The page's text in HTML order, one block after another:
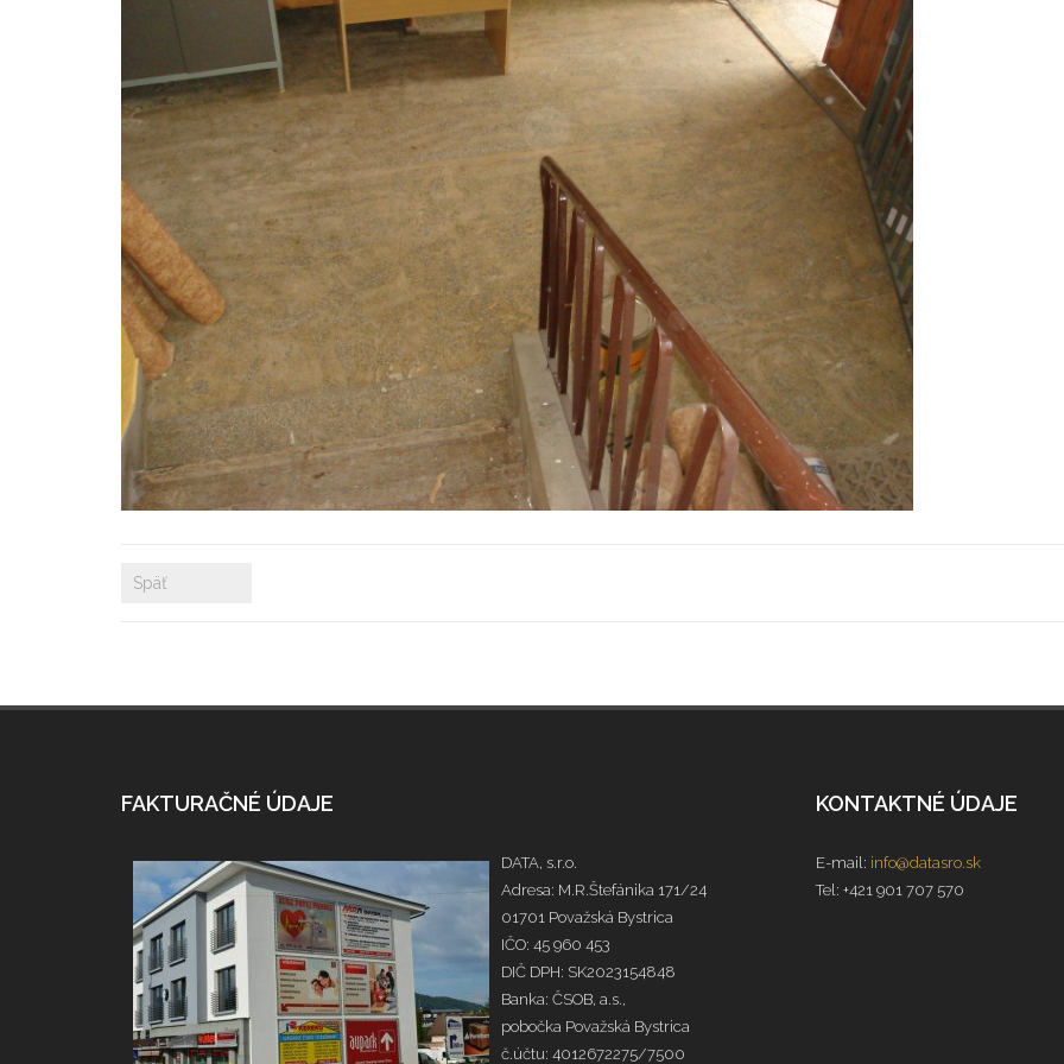
Späť
FAKTURAČNÉ ÚDAJE
DATA, s.r.o.
Adresa: M.R.Štefánika 171/24
01701 Považská Bystrica
IČO: 45 960 453
DIČ DPH: SK2023154848
Banka: ČSOB, a.s.,
pobočka Považská Bystrica
č.účtu: 4012672275/7500
KONTAKTNÉ ÚDAJE
E-mail: info@datasro.sk
Tel: +421 901 707 570